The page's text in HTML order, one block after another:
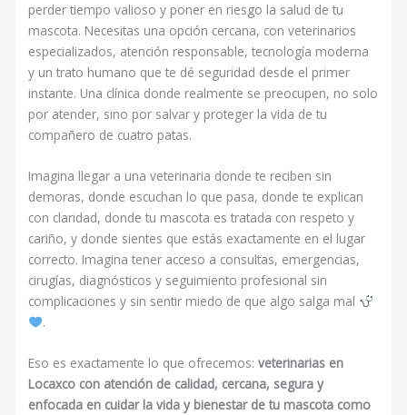
perder tiempo valioso y poner en riesgo la salud de tu
mascota. Necesitas una opción cercana, con veterinarios
especializados, atención responsable, tecnología moderna
y un trato humano que te dé seguridad desde el primer
instante. Una clínica donde realmente se preocupen, no solo
por atender, sino por salvar y proteger la vida de tu
compañero de cuatro patas.
Imagina llegar a una veterinaria donde te reciben sin
demoras, donde escuchan lo que pasa, donde te explican
con claridad, donde tu mascota es tratada con respeto y
cariño, y donde sientes que estás exactamente en el lugar
correcto. Imagina tener acceso a consultas, emergencias,
cirugías, diagnósticos y seguimiento profesional sin
complicaciones y sin sentir miedo de que algo salga mal
.
Eso es exactamente lo que ofrecemos:veterinarias en
Locaxco con atención de calidad, cercana, segura y
enfocada en cuidar la vida y bienestar de tu mascota como